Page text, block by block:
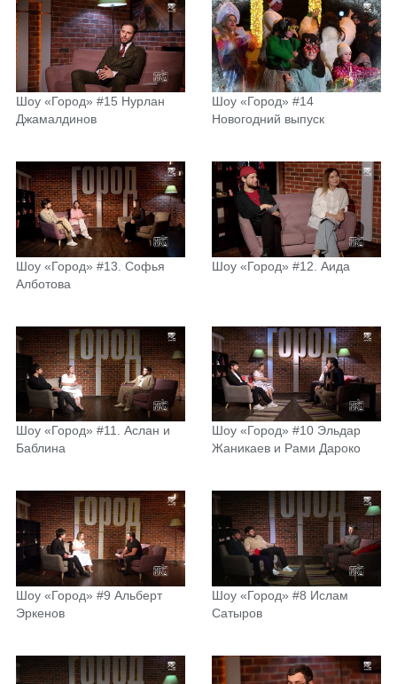
Шоу «Город» #15 Нурлан
Джамалдинов
Шоу «Город» #14
Новогодний выпуск
Шоу «Город» #13. Софья
Алботова
Шоу «Город» #12. Аида
Шоу «Город» #11. Аслан и
Баблина
Шоу «Город» #10 Эльдар
Жаникаев и Рами Дароко
Шоу «Город» #9 Альберт
Эркенов
Шоу «Город» #8 Ислам
Сатыров